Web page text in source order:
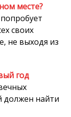
месте?
своих
не выходя из
год
должен найти